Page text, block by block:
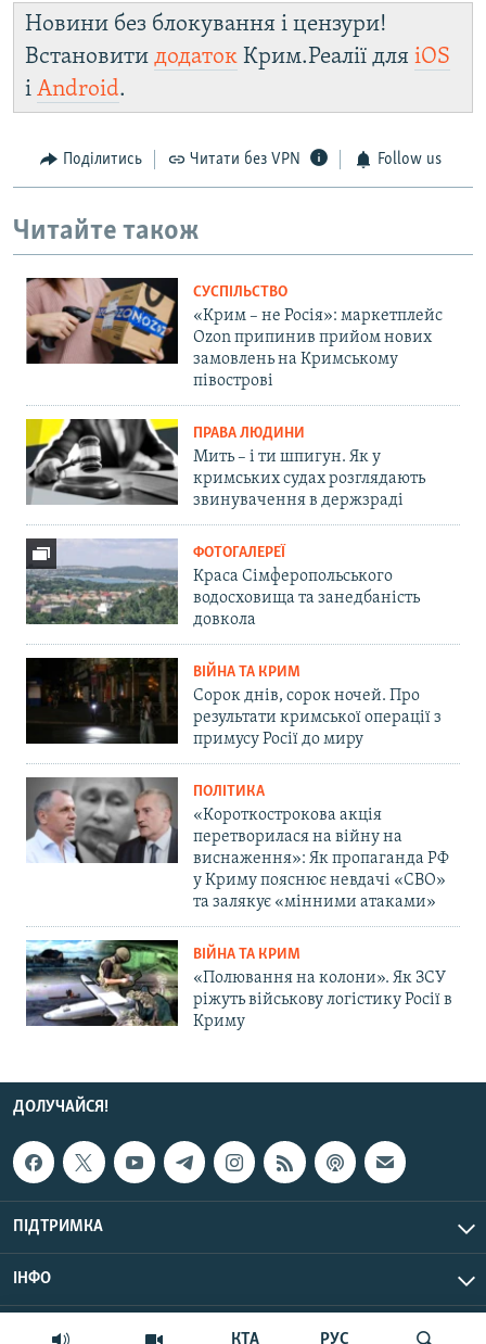
КТА РУС
Новини без блокування і цензури!
Встановити додаток Крим.Реалії для iOS
і Android.
Поділитись Читати без VPN Follow us
Читайте також
СУСПІЛЬСТВО
«Крим – не Росія»: маркетплейс
Ozon припинив прийом нових
замовлень на Кримському
півострові
ПРАВА ЛЮДИНИ
Мить – і ти шпигун. Як у
кримських судах розглядають
звинувачення в держзраді
ФОТОГАЛЕРЕЇ
Краса Сімферопольського
водосховища та занедбаність
довкола
ВІЙНА ТА КРИМ
Сорок днів, сорок ночей. Про
результати кримської операції з
примусу Росії до миру
ПОЛІТИКА
«Короткострокова акція
перетворилася на війну на
виснаження»: Як пропаганда РФ
у Криму пояснює невдачі «СВО»
та залякує «мінними атаками»
ВІЙНА ТА КРИМ
«Полювання на колони». Як ЗСУ
ріжуть військову логістику Росії в
Криму
ДОЛУЧАЙСЯ!
ПІДТРИМКА
ІНФО
© Крим.Реалії, 2026 | Усі права застережено.